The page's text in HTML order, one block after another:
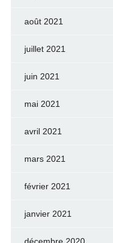
août 2021
juillet 2021
juin 2021
mai 2021
avril 2021
mars 2021
février 2021
janvier 2021